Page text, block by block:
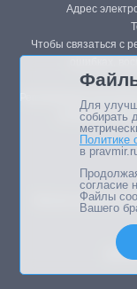
Адрес
Чтобы связаться с
Републикация
возможна
Мнение авторов
Для
собирать
Политике
в
согласие
Файлы
Вашего